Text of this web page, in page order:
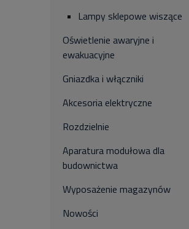
Lampy sklepowe wiszące
Oświetlenie awaryjne i
ewakuacyjne
Gniazdka i włączniki
Akcesoria elektryczne
Rozdzielnie
Aparatura modułowa dla
budownictwa
Wyposażenie magazynów
Nowości